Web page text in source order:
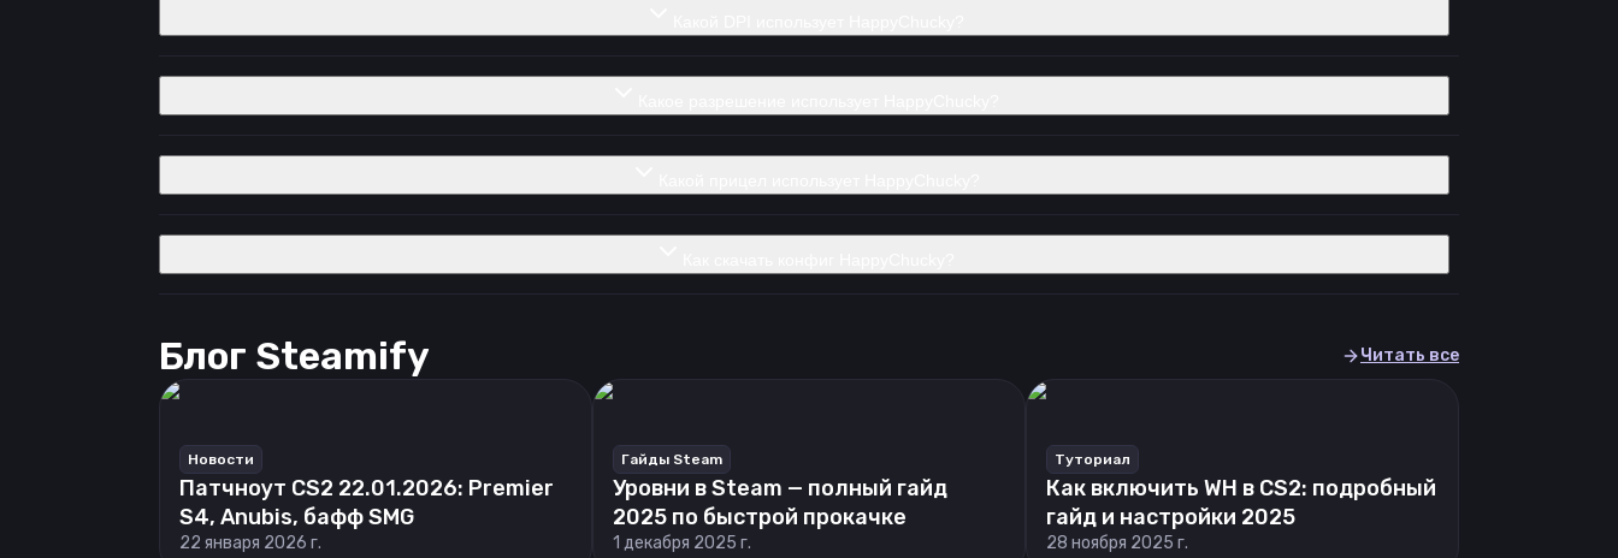
Блог Steamify Читать все
Новости
Патчноут CS2 22.01.2026: Premier
S4, Anubis, бафф SMG
22 января 2026 г.
Гайды Steam
Уровни в Steam — полный гайд
2025 по быстрой прокачке
1 декабря 2025 г.
Туториал
Как включить WH в CS2: подробный
гайд и настройки 2025
28 ноября 2025 г.